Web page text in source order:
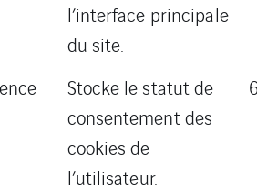
l’interface principale
du site.
Stocke le statut de
consentement des
cookies de
l’utilisateur.